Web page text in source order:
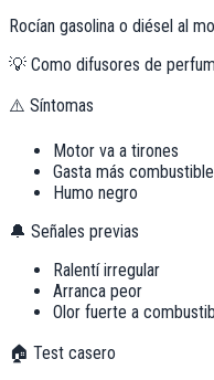
Rocían gasolina o diésel al
💡 Como difusores de
⚠️ Síntomas
Motor va a tirones
Gasta más combustible
Humo negro
🔔 Señales previas
Ralentí irregular
Arranca peor
Olor fuerte a
🏠 Test casero